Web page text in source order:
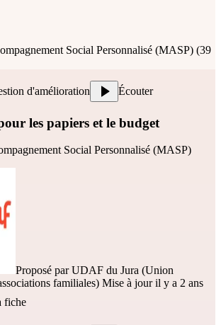
Social Personnalisé (MASP) (39
d'amélioration Écouter
les papiers et le budget
Social Personnalisé (MASP)
Proposé par UDAF du Jura (Union
familiales) Mise à jour il y a 2 ans
fiche